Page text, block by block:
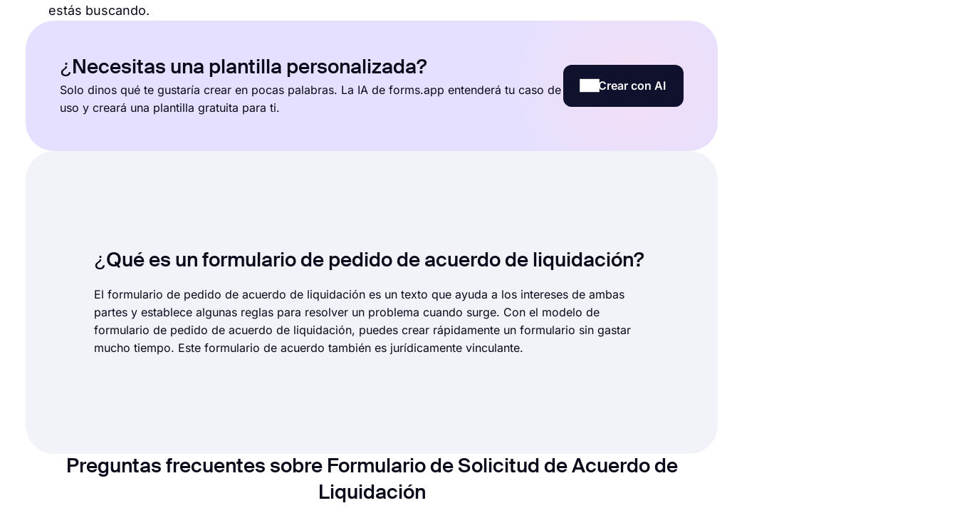
estás buscando.
¿Necesitas una plantilla personalizada?
Solo dinos qué te gustaría crear en pocas palabras. La IA de forms.app entenderá tu caso de
uso y creará una plantilla gratuita para ti.
Crear con AI
¿Qué es un formulario de pedido de acuerdo de liquidación?
El formulario de pedido de acuerdo de liquidación es un texto que ayuda a los intereses de ambas
partes y establece algunas reglas para resolver un problema cuando surge. Con el modelo de
formulario de pedido de acuerdo de liquidación, puedes crear rápidamente un formulario sin gastar
mucho tiempo. Este formulario de acuerdo también es jurídicamente vinculante.
Preguntas frecuentes sobre Formulario de Solicitud de Acuerdo de
Liquidación